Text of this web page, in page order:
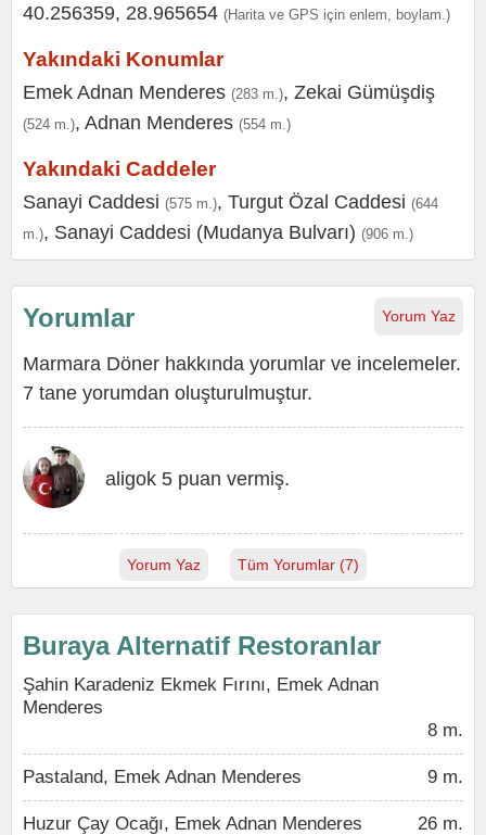
40.256359, 28.965654 (Harita ve GPS için enlem, boylam.)
Yakındaki Konumlar
Emek Adnan Menderes (283 m.), Zekai Gümüşdiş
(524 m.), Adnan Menderes (554 m.)
Yakındaki Caddeler
Sanayi Caddesi (575 m.), Turgut Özal Caddesi (644
m.), Sanayi Caddesi (Mudanya Bulvarı) (906 m.)
Yorum Yaz
Yorumlar
Marmara Döner hakkında yorumlar ve incelemeler.
7 tane yorumdan oluşturulmuştur.
aligok 5 puan vermiş.
Yorum Yaz Tüm Yorumlar (7)
Buraya Alternatif Restoranlar
Şahin Karadeniz Ekmek Fırını, Emek Adnan
Menderes
8 m.
Pastaland, Emek Adnan Menderes 9 m.
Huzur Çay Ocağı, Emek Adnan Menderes 26 m.